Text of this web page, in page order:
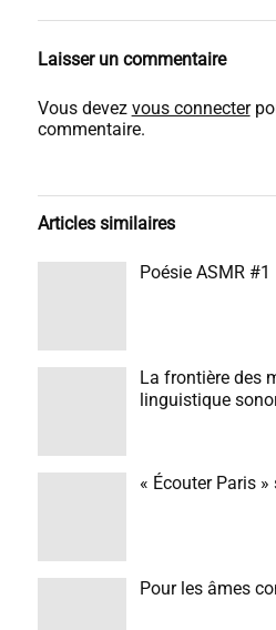
Laisser un commentaire
Vous devez vous connecter
commentaire.
Articles similaires
Poésie ASMR #1
La frontière des
linguistique
« Écouter Paris
Pour les âmes